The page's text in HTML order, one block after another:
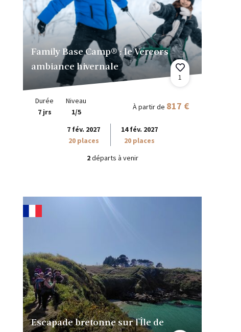
Family Base Camp® : le Vercors
ambiance hivernale
1
Durée
7 jrs
Niveau
1/5
À partir de 817 €
7 fév. 2027
20 places
14 fév. 2027
20 places
2départs à venir
Escapade bretonne sur l'Île de